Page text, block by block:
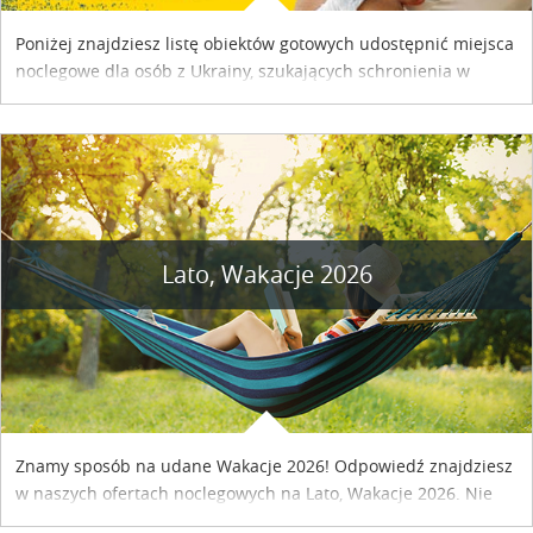
Poniżej znajdziesz listę obiektów gotowych udostępnić miejsca
noclegowe dla osób z Ukrainy, szukających schronienia w
Lato, Wakacje 2026
Znamy sposób na udane Wakacje 2026! Odpowiedź znajdziesz
w naszych ofertach noclegowych na Lato, Wakacje 2026. Nie
zwlekaj atrakcyjne noclegi czekają...